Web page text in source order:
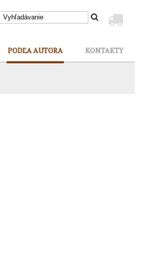
PODĽA AUTORA KONTAKTY